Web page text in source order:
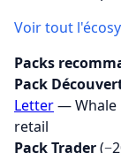
Voir tout
Packs
Pack
Letter— Whale
retail
Pack Trader